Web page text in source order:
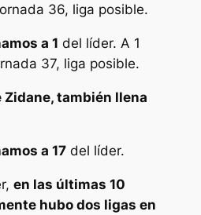
36, liga posible.
a 1 del líder. A 1
37, liga posible.
Zidane, también llena
a 17del líder.
en las últimas 10
hubo dos ligas en